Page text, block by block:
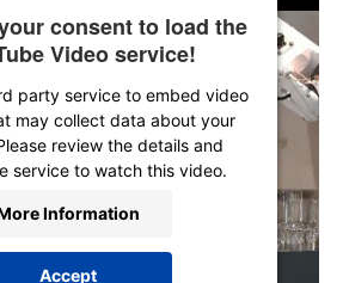
consent to load the
Video service!
party service to embed video
may collect data about your
review the details and
service to watch this video.
Information
Accept